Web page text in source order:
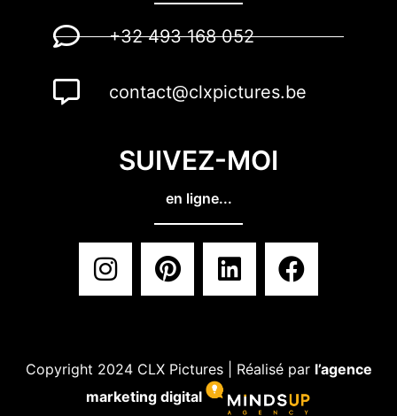
+32 493 168 052
contact@clxpictures.be
SUIVEZ-MOI
en ligne...
Copyright 2024 CLX Pictures | Réalisé par l’agence
marketing digital